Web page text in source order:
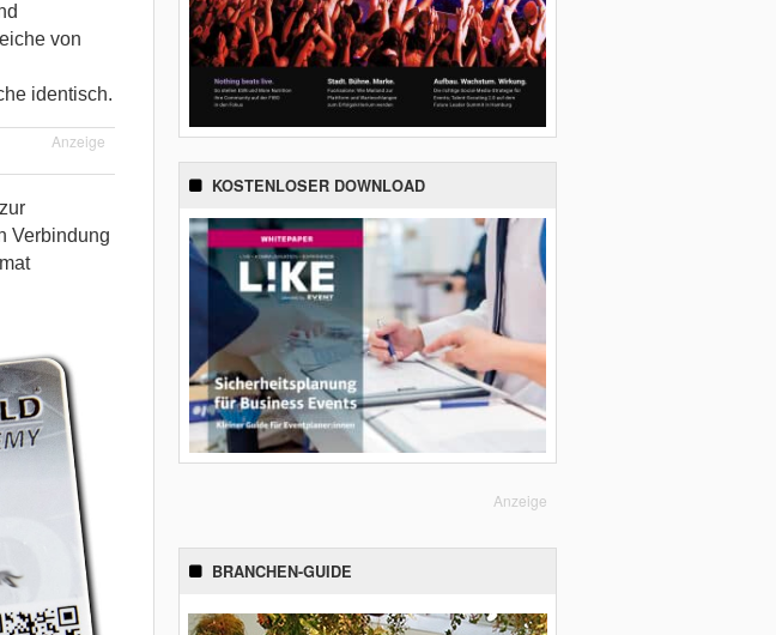
von
identisch.
Anzeige
Verbindung
KOSTENLOSER DOWNLOAD
Anzeige
BRANCHEN-GUIDE